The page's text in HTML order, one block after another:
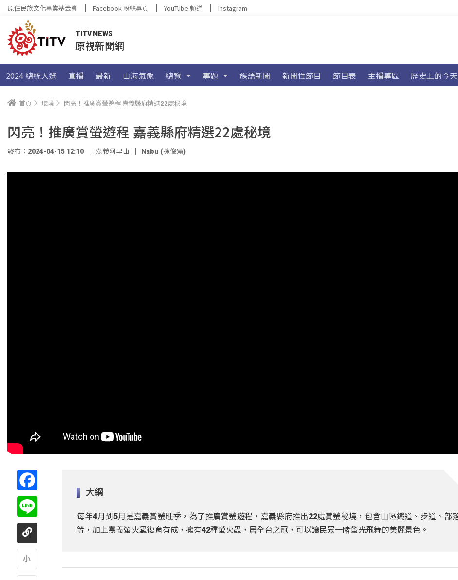
原住民族文化事業基金會 Facebook 粉絲專頁 YouTube 頻道 Instagram
TITV NEWS
原視新聞網
2024 總統大選 直播 最新 山海氣象 總覽 專題 族語新聞 新聞性節目 節目表 主播專區 歷史上的今天
首頁 環境 閃亮！推廣賞螢遊程 嘉義縣府精選22處秘境
閃亮！推廣賞螢遊程 嘉義縣府精選22處秘境
發布：2024-04-15 12:10 嘉義阿里山 Nabu (孫俊憲)
大綱
每年4月到5月是嘉義賞螢旺季，為了推廣賞螢遊程，嘉義縣府推出22處賞螢秘境，包含山區鐵道、步道、部
等，加上嘉義螢火蟲復育有成，擁有42種螢火蟲，居全台之冠，可以讓民眾一睹螢光飛舞的美麗景色。